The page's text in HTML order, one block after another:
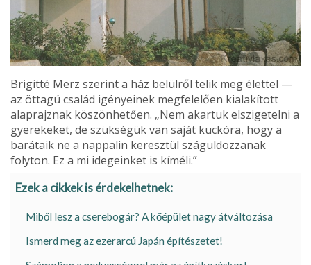
Brigitté Merz szerint a ház belülről telik meg élettel —
az öttagú család igényeinek megfelelően kialakított
alap­rajznak köszönhetően. „Nem akartuk elszigetelni a
gyere­keket, de szükségük van saját kuckóra, hogy a
barátaik ne a nappalin keresztül szágul­dozzanak
folyton. Ez a mi idegeinket is kíméli.”
Ezek a cikkek is érdekelhetnek:
Miből lesz a cserebogár? A kőépület nagy átváltozása
Ismerd meg az ezerarcú Japán építészetet!